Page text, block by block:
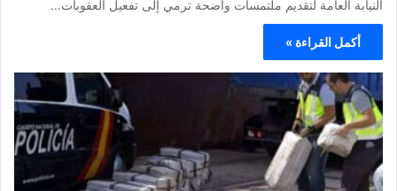
النيابة العامة لتقديم ملتمسات واضحة ترمي إلى تفعيل العقوبات…
أكمل القراءة »